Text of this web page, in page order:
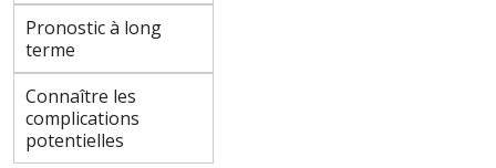
Pronostic à long
terme
Connaître les
complications
potentielles